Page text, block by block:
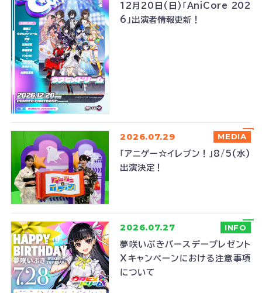
12月20日(日)「AniCore 202
6」出演者情報更新！
2026.07.29 MEDIA
「アニゲー☆イレブン！」8/5(水)
出演決定！
2026.07.27 INFO
夢咲いぶきバースデープレゼント
Xキャンペーンにおける注意事項
について